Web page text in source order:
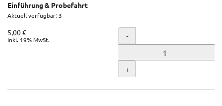
Unkategorisierte
Produkte
Einführung & Probefahrt
Aktuell verfügbar: 3
5,00 €
inkl. 19% MwSt. Menge
-
+